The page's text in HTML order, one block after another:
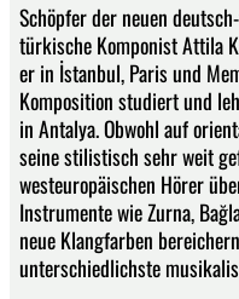
Schöpfer der neuen
türkische Komponist Attila
er in İstanbul, Paris und
Komposition studiert und
in Antalya. Obwohl auf
seine stilistisch sehr weit
westeuropäischen Hörer
Instrumente wie Zurna,
neue Klangfarben
unterschiedlichste